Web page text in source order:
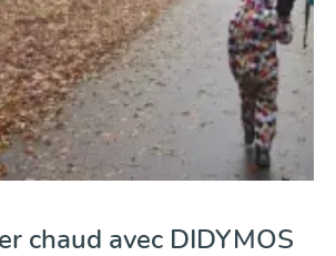
chaud avec DIDYMOS